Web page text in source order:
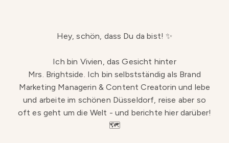
Hey, schön, dass Du da bist! ✨
Ich bin Vivien, das Gesicht hinter
Mrs. Brightside. Ich bin selbstständig als Brand
Marketing Managerin & Content Creatorin und lebe
und arbeite im schönen Düsseldorf, reise aber so
oft es geht um die Welt - und berichte hier darüber!
🗺️